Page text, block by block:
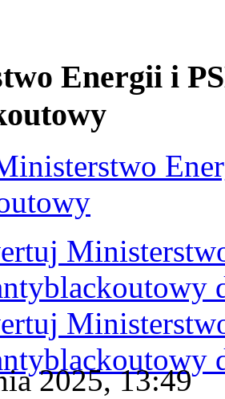
Energii i
2025, 13:49